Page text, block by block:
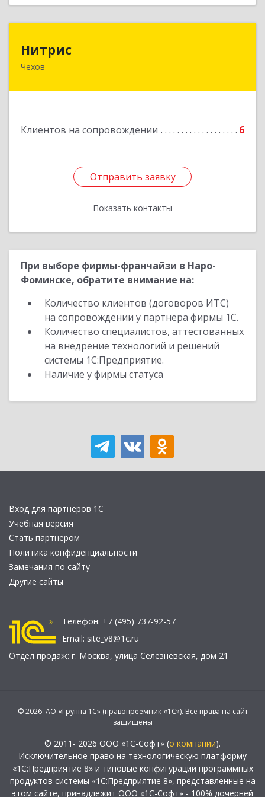
Нитрис
Чехов
Клиентов на сопровождении 6
Отправить заявку
Показать контакты
142350, Московская обл, Чехов м.о., Столбовая
Отправить заявку
Назад
При выборе фирмы-франчайзи в Наро-
Фоминске, обратите внимание на:
Количество клиентов (договоров ИТС)
на сопровождении у партнера фирмы 1С.
Количество специалистов, аттестованных
на внедрение технологий и решений
системы 1С:Предприятие.
Наличие у фирмы статуса
Вход для партнеров 1С
Учебная версия
Стать партнером
Политика конфиденциальности
Замечания по сайту
Другие сайты
Телефон: +7 (495) 737-92-57
Email: site_v8@1c.ru
Отдел продаж: г. Москва, улица Селезнёвская, дом 21
© 2026 АО «Группа 1С» (правопреемник «1С»). Все права на сайт
защищены
© 2011- 2026 ООО «1С-Софт» (о компании).
Исключительное право на технологическую платформу
«1С:Предприятие 8» и типовые конфигурации программных
продуктов системы «1С:Предприятие 8», представленные на
этом сайте, принадлежит ООО «1С-Софт» - 100% дочерней